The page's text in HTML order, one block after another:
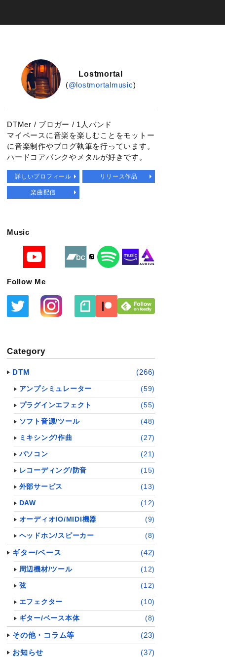
Lostmortal
(@lostmortalmusic)
DTMer / ブロガー / 1人バンド
マイペースに音楽を楽しむことをモットー
に音楽制作やブログ執筆を行っています。
ハードコアパンクやメタルが好きです。
詳しいプロフィール リリース作品
楽曲配信
Music
Follow Me
Category
DTM (266)
アンプシミュレーター (59)
プラグインエフェクト (55)
ソフト音源/ツール (48)
ミキシング/作曲 (27)
パソコン (21)
レコーディング/防音 (15)
外部サービス (13)
DAW (12)
オーディオIO/MIDI機器 (9)
ヘッドホン/スピーカー (8)
ギター/ベース (42)
周辺機材/ツール (12)
弦 (12)
エフェクター (10)
ギター/ベース本体 (8)
その他・コラム等 (23)
お知らせ (37)